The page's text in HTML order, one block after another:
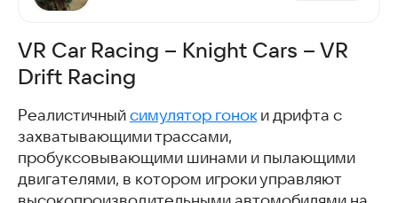
VR Car Racing – Knight Cars – VR
Drift Racing
Реалистичный симулятор гоноки дрифта с
захватывающими трассами,
пробуксовывающими шинами и пылающими
двигателями, в котором игроки управляют